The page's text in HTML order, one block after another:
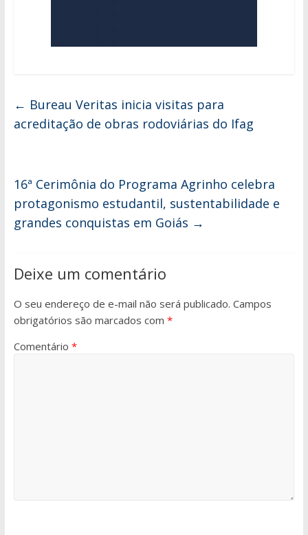
← Bureau Veritas inicia visitas para
acreditação de obras rodoviárias do Ifag
16ª Cerimônia do Programa Agrinho celebra
protagonismo estudantil, sustentabilidade e
grandes conquistas em Goiás →
Deixe um comentário
O seu endereço de e-mail não será publicado. Campos
obrigatórios são marcados com *
Comentário *